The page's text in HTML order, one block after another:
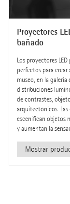
Proyectores
bañado
Los proyectores
perfectos para
museo, en la galería
distribuciones
de contrastes,
arquitectónicos.
escenifican objetos
y aumentan la
Mostrar